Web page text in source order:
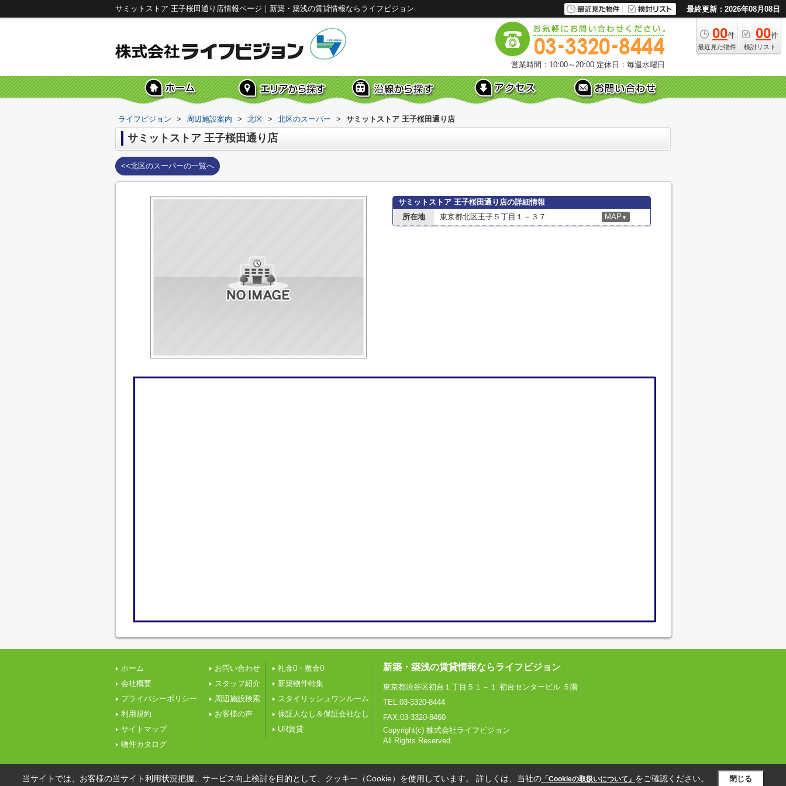
サミットストア 王子桜田通り店情報ページ｜新築・築浅の賃貸情報ならライフビジョン 最終更新：2026年08月08日
00件
最近見た物件
00件
検討リスト
営業時間：10:00～20:00 定休日：毎週水曜日
ライフビジョン > 周辺施設案内 > 北区 > 北区のスーパー > サミットストア 王子桜田通り店
サミットストア 王子桜田通り店
<<北区のスーパーの一覧へ
サミットストア 王子桜田通り店の詳細情報
所在地
東京都北区王子５丁目１－３７ MAP ▼
ホーム
会社概要
プライバシーポリシー
利用規約
サイトマップ
物件カタログ
お問い合わせ
スタッフ紹介
周辺施設検索
お客様の声
礼金0・敷金0
新築物件特集
スタイリッシュワンルーム
保証人なし＆保証会社なし
UR賃貸
新築・築浅の賃貸情報ならライフビジョン
東京都渋谷区初台１丁目５１－１ 初台センタービル ５階
TEL:03-3320-8444
FAX:03-3320-8460
Copyright(c) 株式会社ライフビジョン
All Rights Reserved.
当サイトでは、お客様の当サイト利用状況把握、サービス向上検討を目的として、クッキー（Cookie）を使用しています。 詳しくは、当社の「Cookieの取扱いについて」 をご確認ください。 閉じる